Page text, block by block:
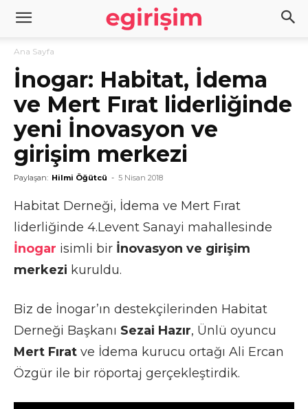
Ana Sayfa
İnogar: Habitat, İdema
ve Mert Fırat liderliğinde
yeni İnovasyon ve
girişim merkezi
Paylaşan: Hilmi Öğütcü - 5 Nisan 2018
Habitat Derneği, İdema ve Mert Fırat
liderliğinde 4.Levent Sanayi mahallesinde
İnogar isimli bir İnovasyon ve girişim
merkezi kuruldu.
Biz de İnogar’ın destekçilerinden Habitat
Derneği Başkanı Sezai Hazır, Ünlü oyuncu
Mert Fırat ve İdema kurucu ortağı Ali Ercan
Özgür ile bir röportaj gerçekleştirdik.